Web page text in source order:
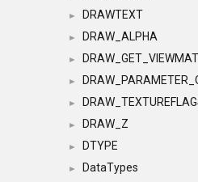
► DRAWTEXT
► DRAW_ALPHA
►
►
►
► DRAW_Z
► DTYPE
► DataTypes